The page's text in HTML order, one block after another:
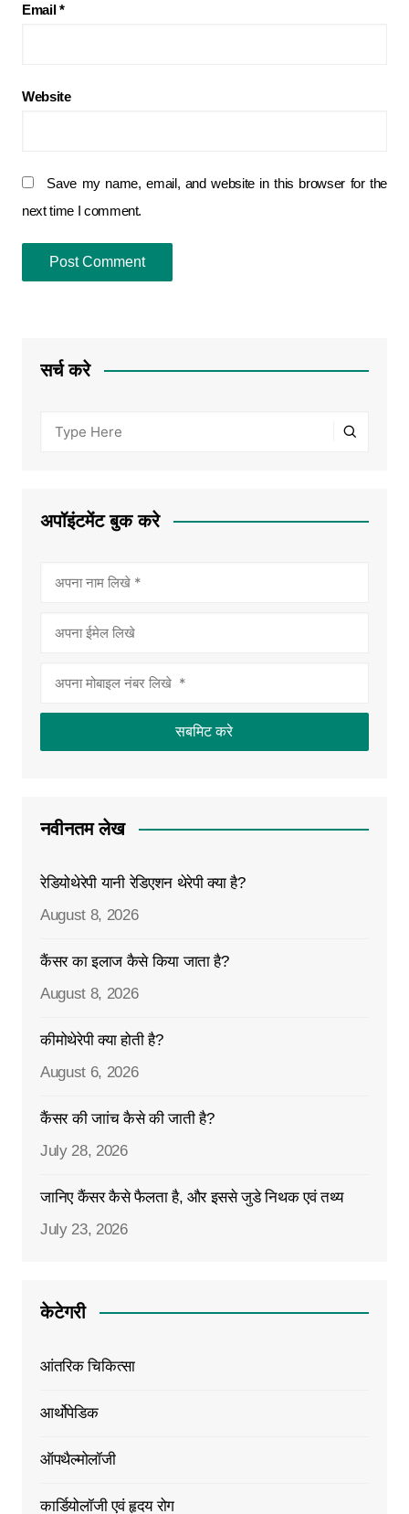
Email*
Website
Save my name, email, and website in this browser for the
next time I comment.
सर्च करे
अपॉइंटमेंट बुक करे
नवीनतम लेख
रेडियोथेरेपी यानी रेडिएशन थेरेपी क्या है?
August 8, 2026
कैंसर का इलाज कैसे किया जाता है?
August 8, 2026
कीमोथेरेपी क्या होती है?
August 6, 2026
कैंसर की जाांच कैसे की जाती है?
July 28, 2026
जानिए कैंसर कैसे फैलता है, और इससे जुडे निथक एवं तथ्य
July 23, 2026
केटेगरी
आंतरिक चिकित्सा
आर्थोपेडिक
ऑपथैल्मोलॉजी
कार्डियोलॉजी एवं हृदय रोग